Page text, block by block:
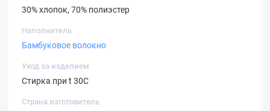
30% хлопок, 70% полиэстер
Наполнитель
Бамбуковое волокно
Уход за изделием
Стирка при t 30C
Страна изготовитель